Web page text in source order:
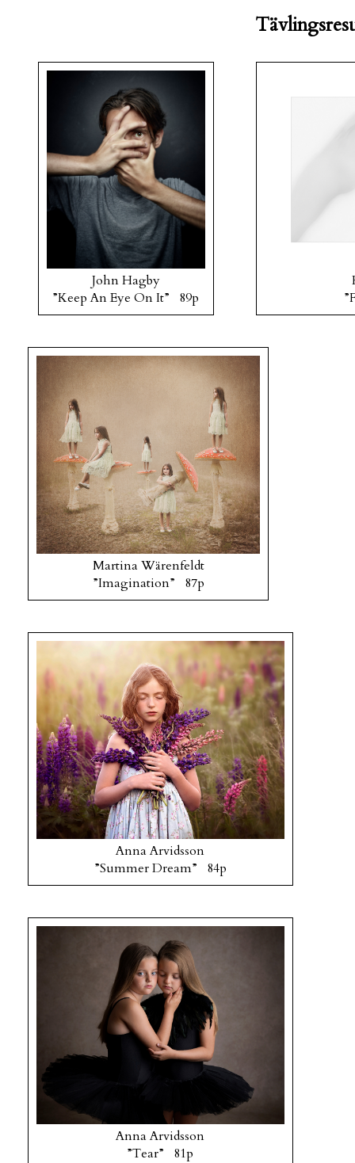
John Hagby
”Keep An Eye On It” 89p
Martina Wärenfeldt
”Imagination” 87p
Anna Arvidsson
”Summer Dream” 84p
Anna Arvidsson
”Tear” 81p